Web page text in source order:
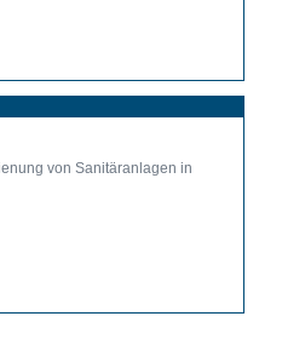
von Sanitäranlagen in